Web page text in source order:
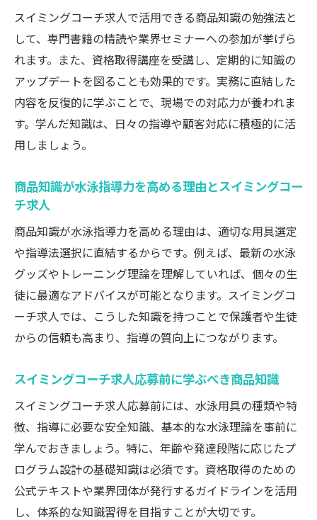
スイミングコーチ求人で活用できる商品知識の勉強法と
して、専門書籍の精読や業界セミナーへの参加が挙げら
れます。また、資格取得講座を受講し、定期的に知識の
アップデートを図ることも効果的です。実務に直結した
内容を反復的に学ぶことで、現場での対応力が養われま
す。学んだ知識は、日々の指導や顧客対応に積極的に活
用しましょう。
商品知識が水泳指導力を高める理由とスイミングコー
チ求人
商品知識が水泳指導力を高める理由は、適切な用具選定
や指導法選択に直結するからです。例えば、最新の水泳
グッズやトレーニング理論を理解していれば、個々の生
徒に最適なアドバイスが可能となります。スイミングコ
ーチ求人では、こうした知識を持つことで保護者や生徒
からの信頼も高まり、指導の質向上につながります。
スイミングコーチ求人応募前に学ぶべき商品知識
スイミングコーチ求人応募前には、水泳用具の種類や特
徴、指導に必要な安全知識、基本的な水泳理論を事前に
学んでおきましょう。特に、年齢や発達段階に応じたプ
ログラム設計の基礎知識は必須です。資格取得のための
公式テキストや業界団体が発行するガイドラインを活用
し、体系的な知識習得を目指すことが大切です。